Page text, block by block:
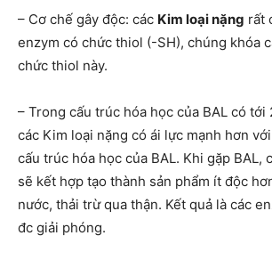
– Cơ chế gây độc: các Kim loại nặng rất
enzym có chức thiol (-SH), chúng khóa
chức thiol này.
– Trong cấu trúc hóa học của BAL có tới
các Kim loại nặng có ái lực mạnh hơn
cấu trúc hóa học của BAL. Khi gặp BAL,
sẽ kết hợp tạo thành sản phẩm ít độc
nước, thải trừ qua thận. Kết quả là các
đc giải phóng.